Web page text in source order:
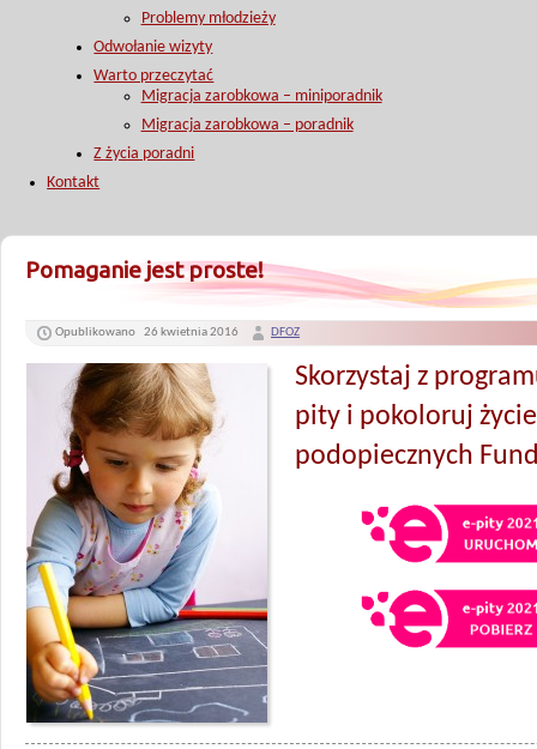
Problemy młodzieży
Odwołanie wizyty
Warto przeczytać
Migracja zarobkowa – miniporadnik
Migracja zarobkowa – poradnik
Z życia poradni
Kontakt
Pomaganie jest proste!
Opublikowano 26 kwietnia 2016 DFOZ
Skorzystaj z
pity i pokoloruj życie
podopiecznych